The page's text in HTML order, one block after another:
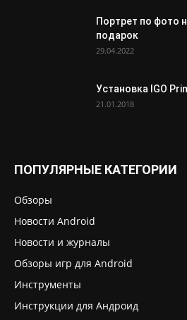
Портрет по фото
подарок
29.04.2022
Установка IGO
21.01.2018
ПОПУЛЯРНЫЕ КАТЕГОРИИ
Обзоры
Новости Android
Новости и журналы
Обзоры игр для Android
Инструменты
Инструкции для Андроид